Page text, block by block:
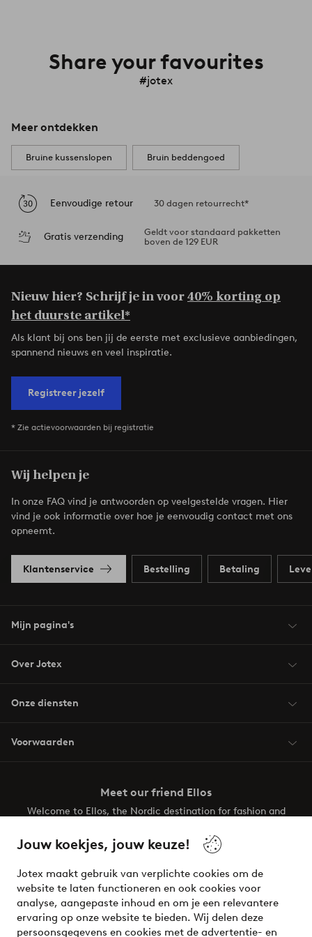
Jouw koekjes, jouw keuze!
Jotex maakt gebruik van verplichte cookies om de
website te laten functioneren en ook cookies voor
analyse, aangepaste inhoud en om je een relevantere
ervaring op onze website te bieden. Wij delen deze
persoonsgegevens en cookies met de advertentie- en
Share your favourites
#jotex
Meer ontdekken
Bruine kussenslopen Bruin beddengoed
Eenvoudige retour 30 dagen retourrecht*
Gratis verzending
Geldt voor standaard pakketten
boven de 129 EUR
Nieuw hier? Schrijf je in voor40% korting op
het duurste artikel*
Als klant bij ons ben jij de eerste met exclusieve aanbiedingen,
spannend nieuws en veel inspiratie.
Registreer jezelf
* Zie actievoorwaarden bij registratie
Wij helpen je
In onze FAQ vind je antwoorden op veelgestelde vragen. Hier
vind je ook informatie over hoe je eenvoudig contact met ons
opneemt.
Klantenservice Bestelling Betaling
Mijn pagina's
Over Jotex
Onze diensten
Voorwaarden
Meet our friend Ellos
Welcome to Ellos, the Nordic destination for fashion and
your wardrobe. Your next inspiring look is here!